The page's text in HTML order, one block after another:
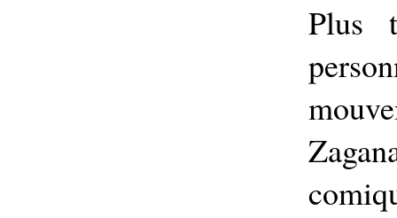
Plus